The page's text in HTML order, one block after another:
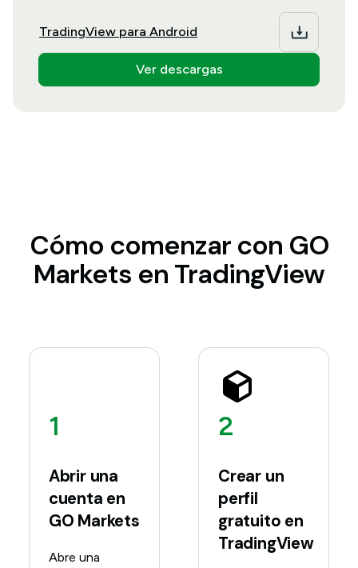
TradingView para Android
Ver descargas
Cómo comenzar con GO
Markets en TradingView
1
Abrir una
cuenta en
GO Markets
Abre una
2
Crear un
perfil
gratuito en
TradingView